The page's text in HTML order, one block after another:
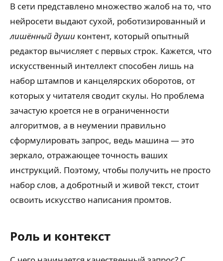
В сети представлено множество жалоб на то, что
нейросети выдают сухой, роботизированный и
лишённый души контент, который опытный
редактор вычисляет с первых строк. Кажется, что
искусственный интеллект способен лишь на
набор штампов и канцелярских оборотов, от
которых у читателя сводит скулы. Но проблема
зачастую кроется не в ограниченности
алгоритмов, а в неумении правильно
сформулировать запрос, ведь машина — это
зеркало, отражающее точность ваших
инструкций. Поэтому, чтобы получить не просто
набор слов, а добротный и живой текст, стоит
освоить искусство написания промтов.
Роль и контекст